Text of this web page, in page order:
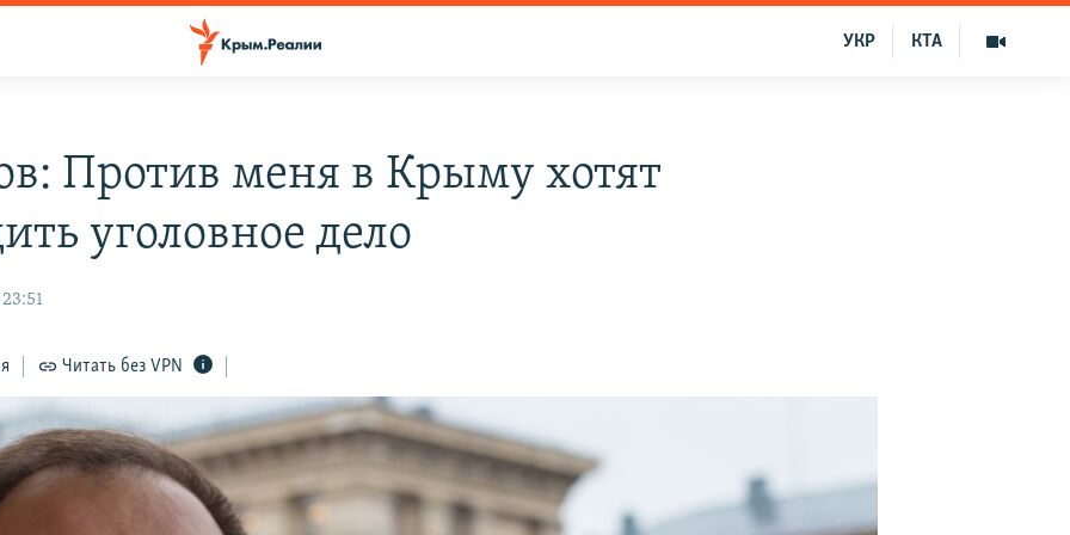
КТА
УКР
Против меня в Крыму хотят
уголовное дело
Читать без VPN